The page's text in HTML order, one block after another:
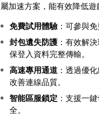
屬加速方案，能有效降低
免費試用體驗：可參與
封包遺失防護 ：有效解
保登入資料完整傳輸。
高速專用通道 ：透過優
改善連線品質。
智能區服鎖定 ：支援一
全。